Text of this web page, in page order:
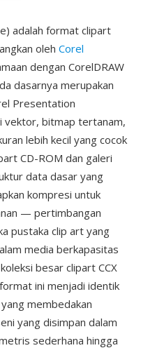
adalah format clipart
oleh Corel
dengan CorelDRAW
dasarnya merupakan
Presentation
vektor, bitmap tertanam,
lebih kecil yang cocok
CD-ROM dan galeri
data dasar yang
kompresi untuk
— pertimbangan
pustaka clip art yang
media berkapasitas
besar clipart CCX
ini menjadi identik
membedakan
yang disimpan dalam
sederhana hingga